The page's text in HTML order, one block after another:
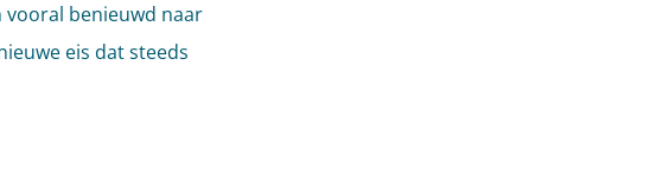
vooral benieuwd naar
eis dat steeds